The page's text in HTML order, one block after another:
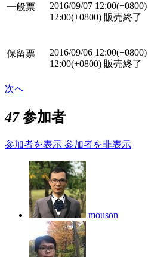
一般票 2016/09/07 12:00(+0800)
12:00(+0800) 販売終了
保留票 2016/09/06 12:00(+0800)
12:00(+0800) 販売終了
次へ
47参加者
参加者を表示 参加者を非表示
mouson